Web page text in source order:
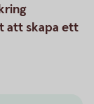
att skapa ett